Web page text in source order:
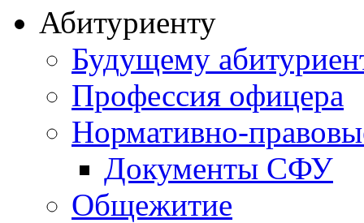
Абитуриенту
Будущему
Профессия офицера
Нормативно-
Документы СФУ
Общежитие